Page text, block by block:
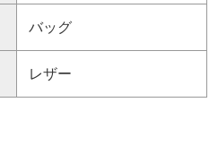
バッグ
レザー